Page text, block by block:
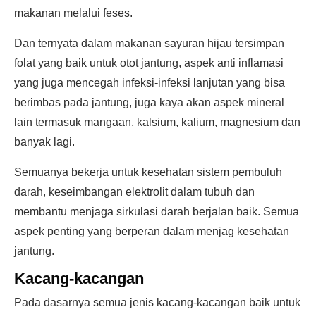
makanan melalui feses.
Dan ternyata dalam makanan sayuran hijau tersimpan
folat yang baik untuk otot jantung, aspek anti inflamasi
yang juga mencegah infeksi-infeksi lanjutan yang bisa
berimbas pada jantung, juga kaya akan aspek mineral
lain termasuk mangaan, kalsium, kalium, magnesium dan
banyak lagi.
Semuanya bekerja untuk kesehatan sistem pembuluh
darah, keseimbangan elektrolit dalam tubuh dan
membantu menjaga sirkulasi darah berjalan baik. Semua
aspek penting yang berperan dalam menjag kesehatan
jantung.
Kacang-kacangan
Pada dasarnya semua jenis kacang-kacangan baik untuk